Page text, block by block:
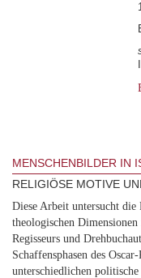
MENSCHENBILDER IN
RELIGIÖSE MOTIVE
Diese Arbeit untersucht
theologischen
Regisseurs und
Schaffensphasen des
unterschiedlichen